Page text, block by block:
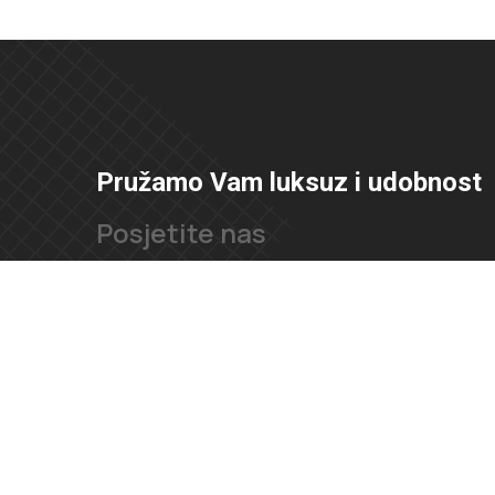
Pružamo Vam luksuz i udobnost
Posjetite nas